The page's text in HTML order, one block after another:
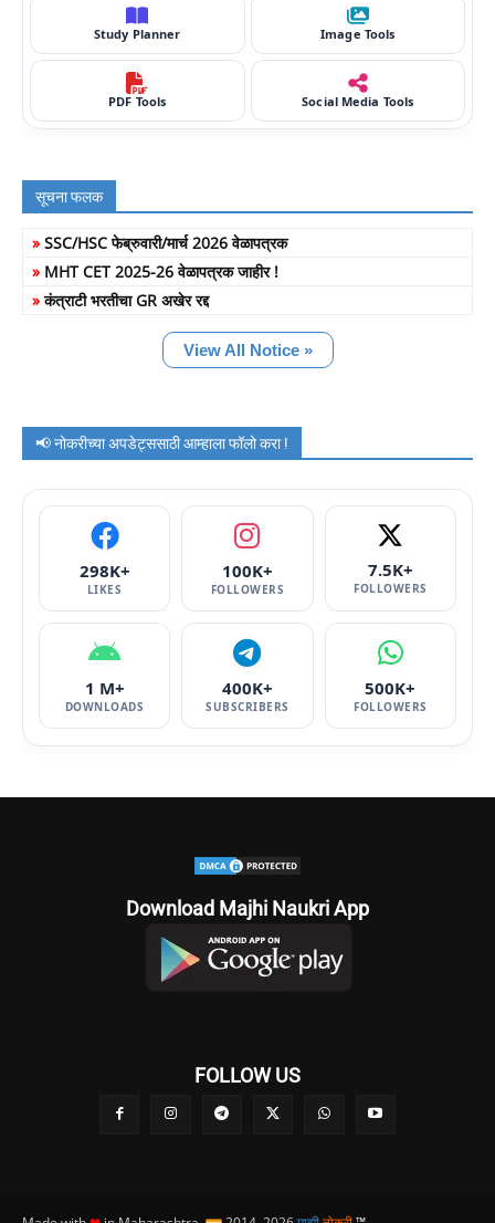
Study Planner Image Tools
PDF Tools Social Media Tools
सूचना फलक
» SSC/HSC फेब्रुवारी/मार्च 2026 वेळापत्रक
» MHT CET 2025-26 वेळापत्रक जाहीर !
»कंत्राटी भरतीचा GR अखेर रद्द
View All Notice »
📢 नोकरीच्या अपडेट्ससाठी आम्हाला फॉलो करा !
298K+
LIKES
100K+
FOLLOWERS
7.5K+
FOLLOWERS
1 M+
DOWNLOADS
400K+
SUBSCRIBERS
500K+
FOLLOWERS
Download Majhi Naukri App
FOLLOW US